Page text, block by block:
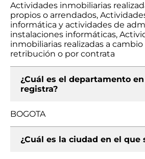
Actividades inmobiliarias
propios o arrendados,
informática y actividades de
instalaciones informáticas,
inmobiliarias realizadas a
retribución o por contrata
¿Cuál es el departamento
registra?
BOGOTA
¿Cuál es la ciudad en el que